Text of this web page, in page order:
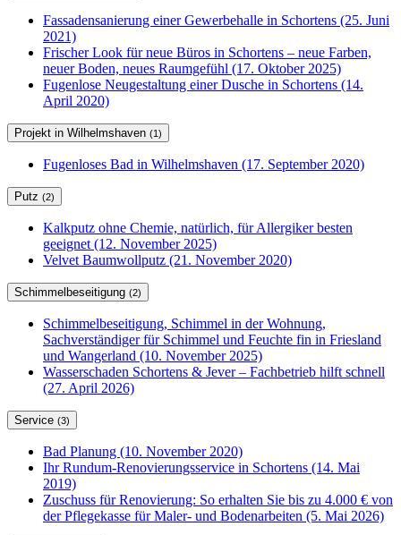
Fassadensanierung einer Gewerbehalle in Schortens (25. Juni
2021)
Frischer Look für neue Büros in Schortens – neue Farben,
neuer Boden, neues Raumgefühl (17. Oktober 2025)
Fugenlose Neugestaltung einer Dusche in Schortens (14.
April 2020)
Projekt in Wilhelmshaven (1)
Fugenloses Bad in Wilhelmshaven (17. September 2020)
Putz (2)
Kalkputz ohne Chemie, natürlich, für Allergiker besten
geeignet (12. November 2025)
Velvet Baumwollputz (21. November 2020)
Schimmelbeseitigung (2)
Schimmelbeseitigung, Schimmel in der Wohnung,
Sachverständiger für Schimmel und Feuchte fin in Friesland
und Wangerland (10. November 2025)
Wasserschaden Schortens & Jever – Fachbetrieb hilft schnell
(27. April 2026)
Service (3)
Bad Planung (10. November 2020)
Ihr Rundum-Renovierungsservice in Schortens (14. Mai
2019)
Zuschuss für Renovierung: So erhalten Sie bis zu 4.000 € von
der Pflegekasse für Maler- und Bodenarbeiten (5. Mai 2026)